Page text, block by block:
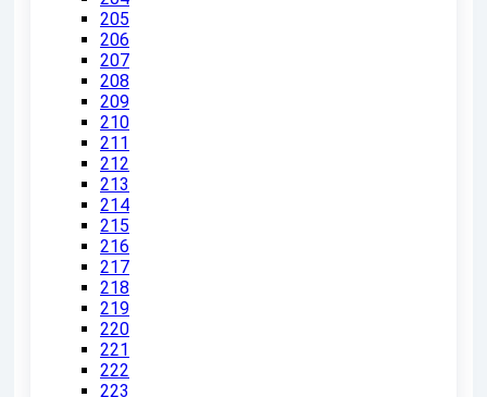
205
206
207
208
209
210
211
212
213
214
215
216
217
218
219
220
221
222
223